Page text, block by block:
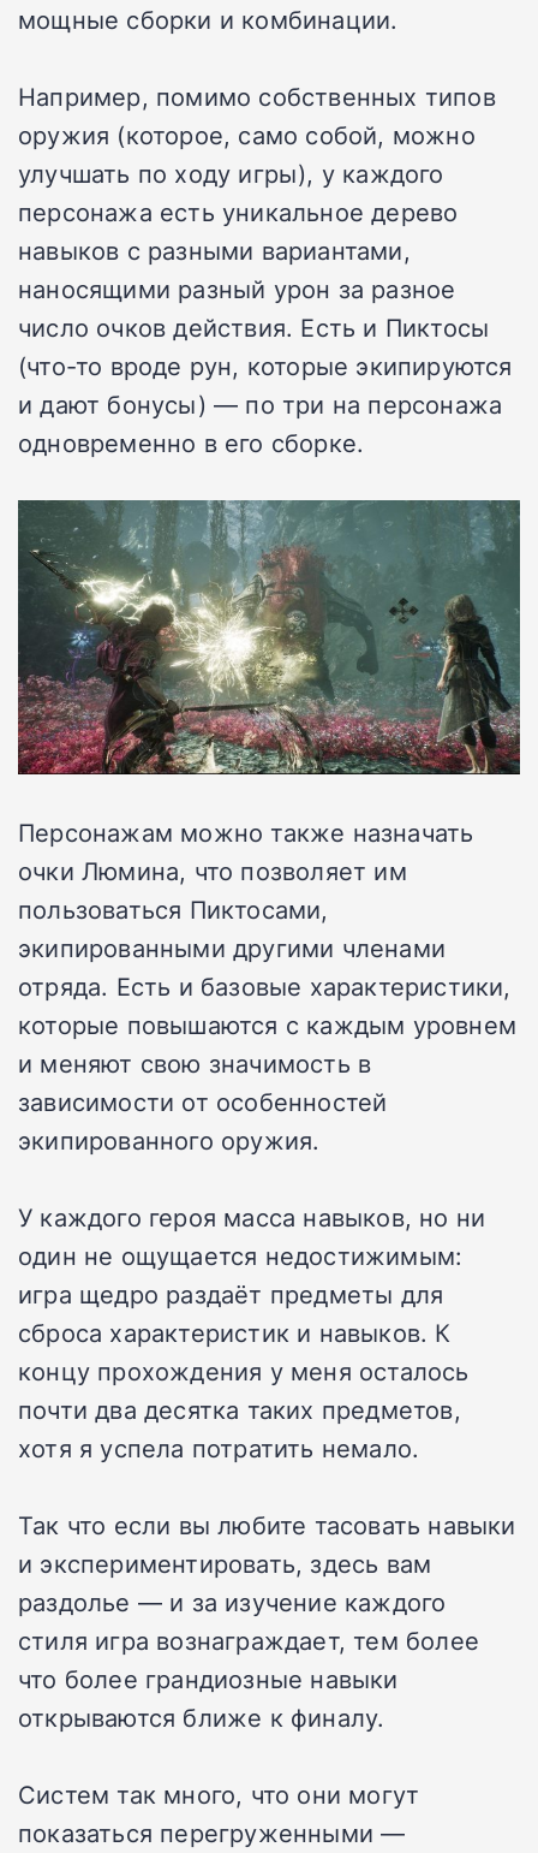
мощные сборки и комбинации.
Например, помимо собственных типов
оружия (которое, само собой, можно
улучшать по ходу игры), у каждого
персонажа есть уникальное дерево
навыков с разными вариантами,
наносящими разный урон за разное
число очков действия. Есть и Пиктосы
(что-то вроде рун, которые экипируются
и дают бонусы) — по три на персонажа
одновременно в его сборке.
Персонажам можно также назначать
очки Люмина, что позволяет им
пользоваться Пиктосами,
экипированными другими членами
отряда. Есть и базовые характеристики,
которые повышаются с каждым уровнем
и меняют свою значимость в
зависимости от особенностей
экипированного оружия.
У каждого героя масса навыков, но ни
один не ощущается недостижимым:
игра щедро раздаёт предметы для
сброса характеристик и навыков. К
концу прохождения у меня осталось
почти два десятка таких предметов,
хотя я успела потратить немало.
Так что если вы любите тасовать навыки
и экспериментировать, здесь вам
раздолье — и за изучение каждого
стиля игра вознаграждает, тем более
что более грандиозные навыки
открываются ближе к финалу.
Систем так много, что они могут
показаться перегруженными —